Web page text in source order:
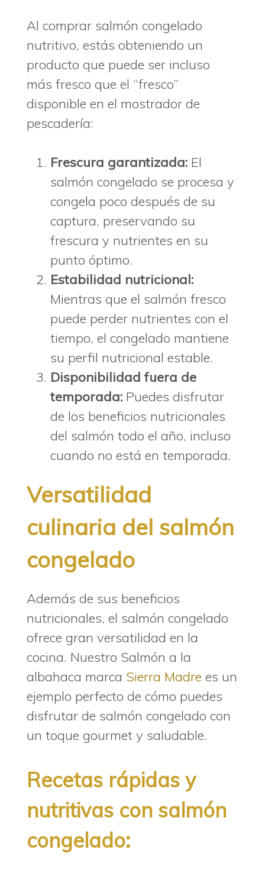
Al comprar salmón congelado
nutritivo, estás obteniendo un
producto que puede ser incluso
más fresco que el “fresco”
disponible en el mostrador de
pescadería:
Frescura garantizada: El
salmón congelado se procesa y
congela poco después de su
captura, preservando su
frescura y nutrientes en su
punto óptimo.
Estabilidad nutricional:
Mientras que el salmón fresco
puede perder nutrientes con el
tiempo, el congelado mantiene
su perfil nutricional estable.
Disponibilidad fuera de
temporada: Puedes disfrutar
de los beneficios nutricionales
del salmón todo el año, incluso
cuando no está en temporada.
Versatilidad
culinaria del salmón
congelado
Además de sus beneficios
nutricionales, el salmón congelado
ofrece gran versatilidad en la
cocina. Nuestro Salmón a la
albahaca marca Sierra Madre es un
ejemplo perfecto de cómo puedes
disfrutar de salmón congelado con
un toque gourmet y saludable.
Recetas rápidas y
nutritivas con salmón
congelado: